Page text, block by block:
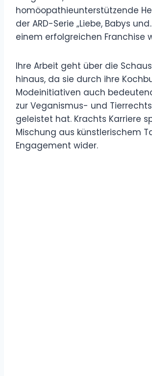
homöopathieunterstützende
der ARD-Serie „Liebe, Babys
einem erfolgreichen Franchise
Ihre Arbeit geht über die
hinaus, da sie durch ihre
Modeinitiativen auch
zur Veganismus- und
geleistet hat. Krachts Karriere
Mischung aus künstlerischem
Engagement wider.